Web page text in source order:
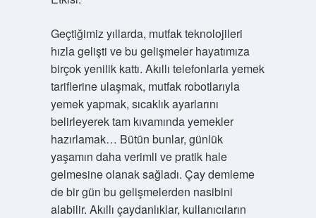
Geçtiğimiz yıllarda, mutfak teknolojileri
hızla gelişti ve bu gelişmeler hayatımıza
birçok yenilik kattı. Akıllı telefonlarla yemek
tariflerine ulaşmak, mutfak robotlarıyla
yemek yapmak, sıcaklık ayarlarını
belirleyerek tam kıvamında yemekler
hazırlamak… Bütün bunlar, günlük
yaşamın daha verimli ve pratik hale
gelmesine olanak sağladı. Çay demleme
de bir gün bu gelişmelerden nasibini
alabilir. Akıllı çaydanlıklar, kullanıcıların